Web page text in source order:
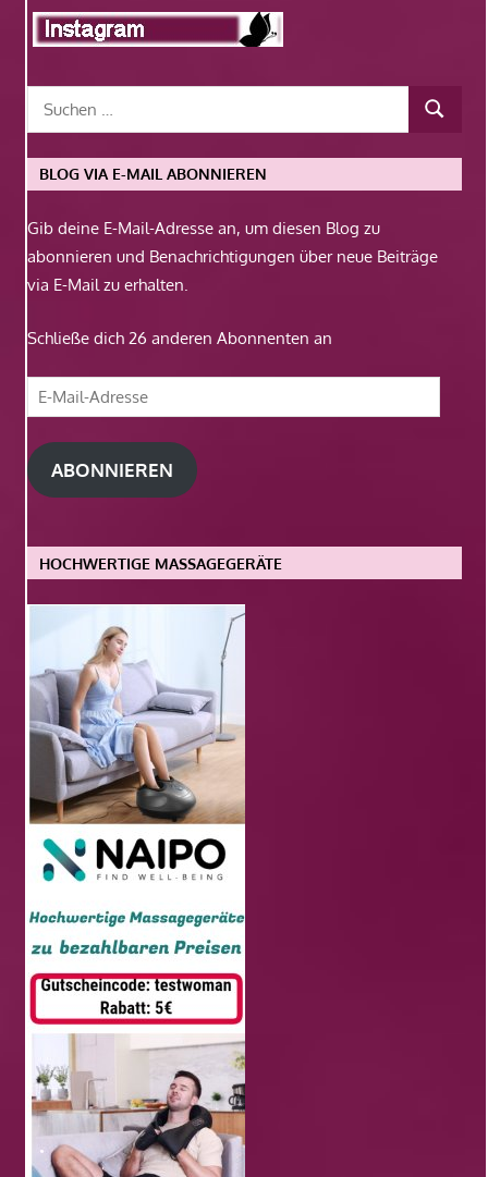
BLOG VIA E-MAIL ABONNIEREN
Gib deine E-Mail-Adresse an, um diesen Blog zu
abonnieren und Benachrichtigungen über neue Beiträge
via E-Mail zu erhalten.
Schließe dich 26 anderen Abonnenten an
E-
Mail-
Adresse
ABONNIEREN
HOCHWERTIGE MASSAGEGERÄTE